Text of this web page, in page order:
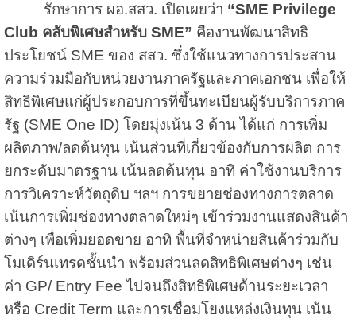
รักษาการ ผอ.สสว. เปิดเผยว่า “SME Privilege
Club คลับพิเศษสำหรับ SME” คืองานพัฒนาสิทธิ
ประโยชน์ SME ของ สสว. ซึ่งใช้แนวทางการประสาน
ความร่วมมือกับหน่วยงานภาครัฐและภาคเอกชน เพื่อให้
สิทธิพิเศษแก่ผู้ประกอบการที่ขึ้นทะเบียนผู้รับบริการภาค
รัฐ (SME One ID) โดยมุ่งเน้น 3 ด้าน ได้แก่ การเพิ่ม
ผลิตภาพ/ลดต้นทุน เน้นส่วนที่เกี่ยวข้องกับการผลิต การ
ยกระดับมาตรฐาน เน้นลดต้นทุน อาทิ ค่าใช้งานบริการ
การวิเคราะห์วัตถุดิบ ฯลฯ การขยายช่องทางการตลาด
เน้นการเพิ่มช่องทางตลาดใหม่ๆ เข้าร่วมงานแสดงสินค้า
ต่างๆ เพื่อเพิ่มยอดขาย อาทิ พื้นที่จำหน่ายสินค้าร่วมกับ
โมเดิร์นเทรดชั้นนำ พร้อมส่วนลดสิทธิพิเศษต่างๆ เช่น
ค่า GP/ Entry Fee ไปจนถึงสิทธิพิเศษด้านระยะเวลา
หรือ Credit Term และการเชื่อมโยงแหล่งเงินทุน เน้น